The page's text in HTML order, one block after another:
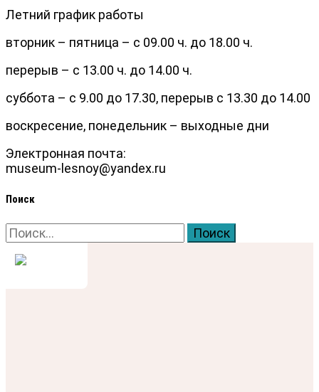
Летний график работы
вторник – пятница – с 09.00 ч. до 18.00 ч.
перерыв – с 13.00 ч. до 14.00 ч.
суббота – с 9.00 до 17.30, перерыв с 13.30 до 14.00
воскресение, понедельник – выходные дни
Электронная почта:
museum-lesnoy@yandex.ru
Поиск
Найти: